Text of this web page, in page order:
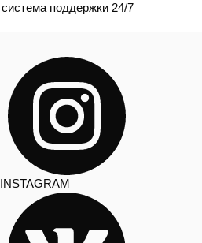
система поддержки 24/7
INSTAGRAM